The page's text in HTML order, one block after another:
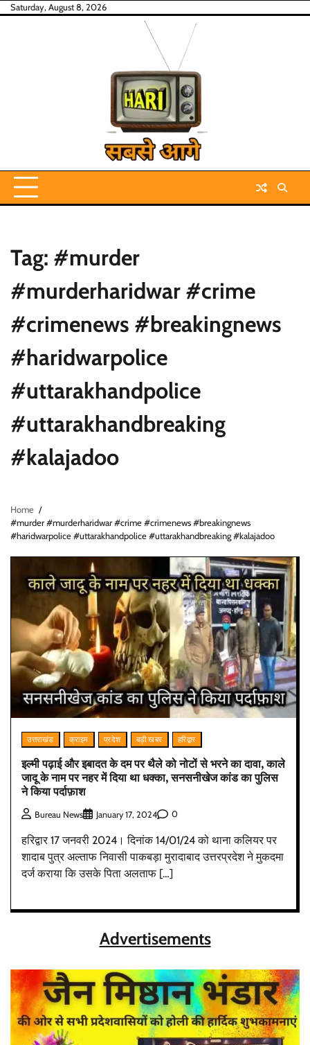
SkipSaturday, August 8, 2026
Tag: #murder
#murderharidwar #crime
#crimenews #breakingnews
#haridwarpolice
#uttarakhandpolice
#uttarakhandbreaking
#kalajadoo
Home
#murder #murderharidwar #crime #crimenews #breakingnews
#haridwarpolice #uttarakhandpolice #uttarakhandbreaking #kalajadoo
उत्तराखंड क्राइम प्रदेश बड़ी खबर हरिद्वार
इल्मी पढ़ाई और इबादत के दम पर थैले को नोटों से भरने का दावा, काले
जादू के नाम पर नहर में दिया था धक्का, सनसनीखेज कांड का पुलिस
ने किया पर्दाफ़ाश
Bureau News January 17, 2024 0
हरिद्वार 17 जनवरी 2024। दिनांक 14/01/24 को थाना कलियर पर
शादाब पुत्र अल्ताफ निवासी पाकबड़ा मुरादाबाद उत्तरप्रदेश ने मुकदमा
दर्ज कराया कि उसके पिता अलताफ […]
Advertisements